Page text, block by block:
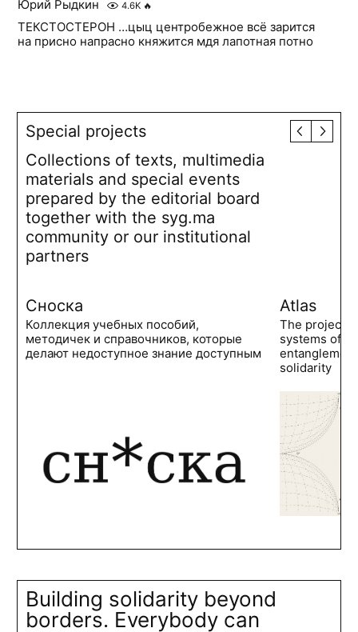
Юрий Рыдкин 4.6K 🔥
ТЕКСТОСТЕРОН …цыц центробежное всё зарится
на присно напрасно княжится мдя лапотная потно
Special projects
Collections of texts, multimedia
materials and special events
prepared by the editorial board
together with the syg.ma
community or our institutional
partners
Сноска
Коллекция учебных пособий,
методичек и справочников, которые
делают недоступное знание доступным
Atlas
The project
systems of
solidarity
Building solidarity beyond
borders. Everybody can